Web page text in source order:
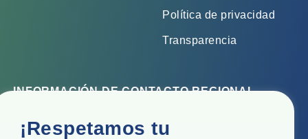
¡Respetamos tu
Política de privacidad
Transparencia
INFORMACIÓN DE CONTACTO REGIONAL
Oficina corporativa